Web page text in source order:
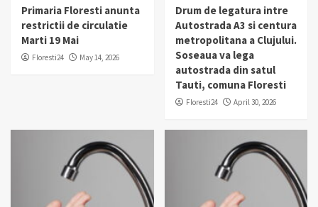
Primaria Floresti anunta
restrictii de circulatie
Marti 19 Mai
Floresti24 May 14, 2026
Drum de legatura intre
Autostrada A3 si centura
metropolitana a Clujului.
Soseaua va lega
autostrada din satul
Tauti, comuna Floresti
Floresti24 April 30, 2026